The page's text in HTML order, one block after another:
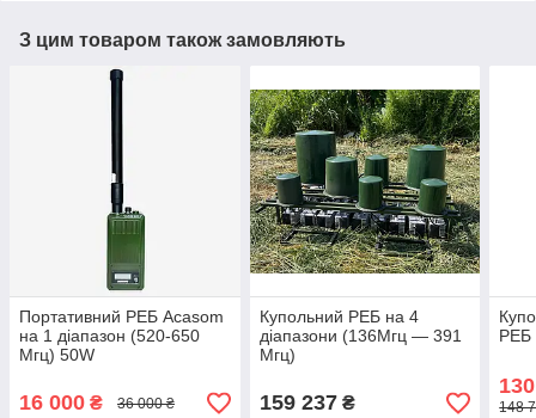
З цим товаром також замовляють
Портативний РЕБ Acasom
на 1 діапазон (520-650
Мгц) 50W
16 000 ₴ 36 000 ₴
Купольний РЕБ на 4
діапазони (136Мгц — 391
Мгц)
159 237₴
РЕБ
148